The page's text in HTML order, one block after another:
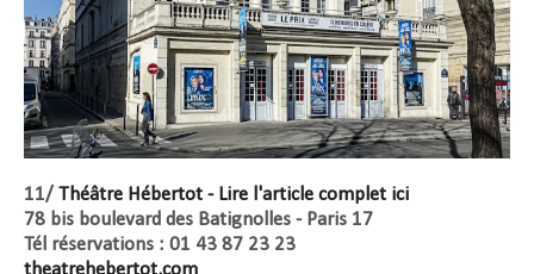
11/ Théâtre Hébertot - Lire l'article complet ici
78 bis boulevard des Batignolles - Paris 17
Tél réservations : 01 43 87 23 23
theatrehebertot.com